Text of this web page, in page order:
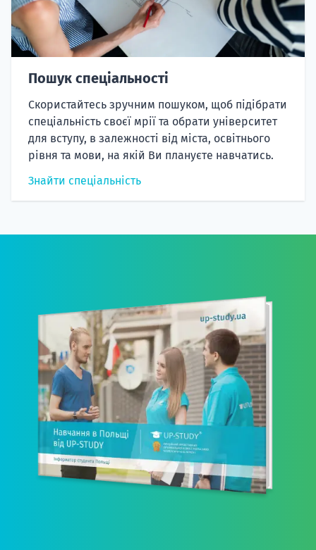
Пошук спеціальності
Скористайтесь зручним пошуком, щоб підібрати
спеціальність своєї мрії та обрати університет
для вступу, в залежності від міста, освітнього
рівня та мови, на якій Ви плануєте навчатись.
Знайти спеціальність